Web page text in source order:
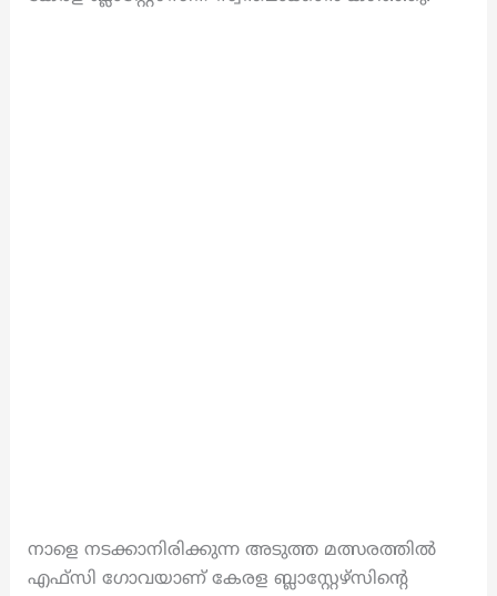
നാളെ നടക്കാനിരിക്കുന്ന അടുത്ത മത്സരത്തിൽ
എഫ്‌സി ഗോവയാണ് കേരള ബ്ലാസ്റ്റേഴ്‌സിന്റെ